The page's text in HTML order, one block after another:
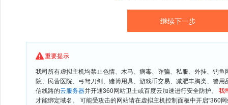
重要提示
我司所有虚拟主机均禁止色情、木马、病毒、诈骗、私服、外挂、钓
院、民营医院、弓驽刀剑、赌博用具、游戏币交易、减肥丰胸类、警
信线路的云服务器并开通360网站卫士或百度云加速进行安全防护。 我
才能绑定域名。 可能受攻击的网站请在虚拟主机控制面板中开启“360